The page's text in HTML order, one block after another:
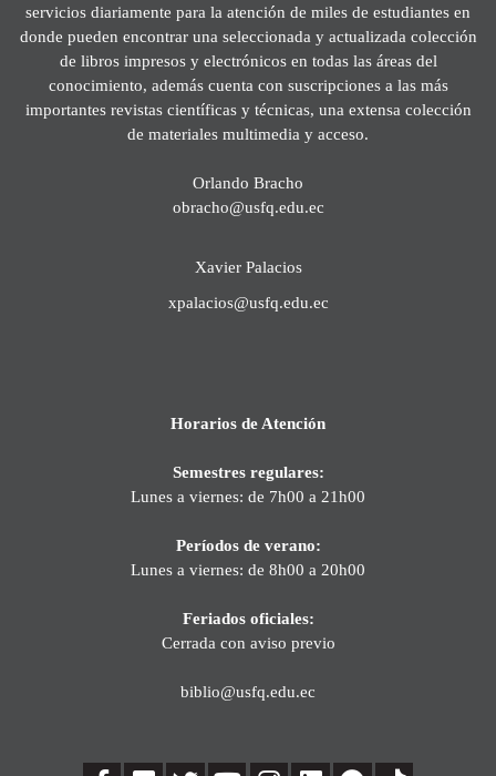
servicios diariamente para la atención de miles de estudiantes en
donde pueden encontrar una seleccionada y actualizada colección
de libros impresos y electrónicos en todas las áreas del
conocimiento, además cuenta con suscripciones a las más
importantes revistas científicas y técnicas, una extensa colección
de materiales multimedia y acceso.
Orlando Bracho
obracho@usfq.edu.ec
Xavier Palacios
xpalacios@usfq.edu.ec
Horarios de Atención
Semestres regulares:
Lunes a viernes: de 7h00 a 21h00
Períodos de verano:
Lunes a viernes: de 8h00 a 20h00
Feriados oficiales:
Cerrada con aviso previo
biblio@usfq.edu.ec